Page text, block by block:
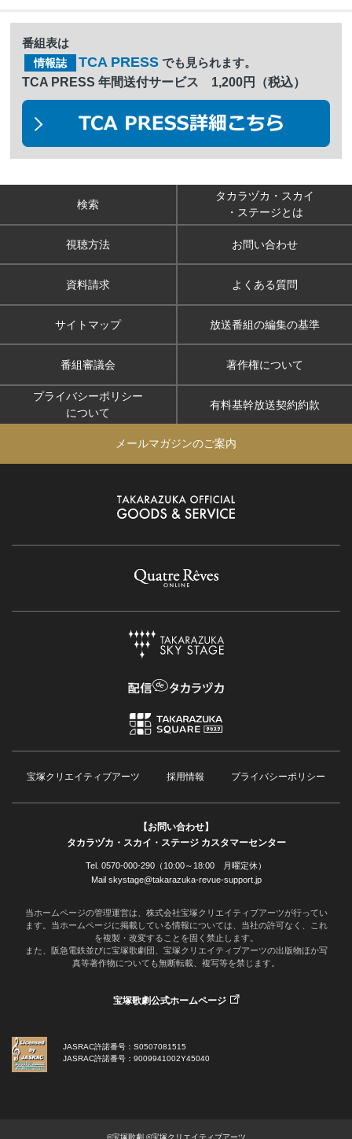
番組表は
情報誌 TCA PRESS でも見られます。
TCA PRESS 年間送付サービス 1,200円（税込）
検索
タカラヅカ・スカイ
・ステージとは
視聴方法 お問い合わせ
資料請求 よくある質問
サイトマップ 放送番組の編集の基準
番組審議会 著作権について
プライバシーポリシー
について
有料基幹放送契約約款
メールマガジンのご案内
宝塚クリエイティブアーツ 採用情報 プライバシーポリシー
【お問い合わせ】
タカラヅカ・スカイ・ステージ カスタマーセンター
Tel. 0570-000-290（10:00～18:00 月曜定休）
Mail skystage@takarazuka-revue-support.jp
当ホームページの管理運営は、株式会社宝塚クリエイティブアーツが行ってい
ます。当ホームページに掲載している情報については、当社の許可なく、これ
を複製・改変することを固く禁止します。
また、阪急電鉄並びに宝塚歌劇団、宝塚クリエイティブアーツの出版物ほか写
真等著作物についても無断転載、複写等を禁じます。
宝塚歌劇公式ホームページ
JASRAC許諾番号：S0507081515
JASRAC許諾番号：9009941002Y45040
©宝塚歌劇 ©宝塚クリエイティブアーツ